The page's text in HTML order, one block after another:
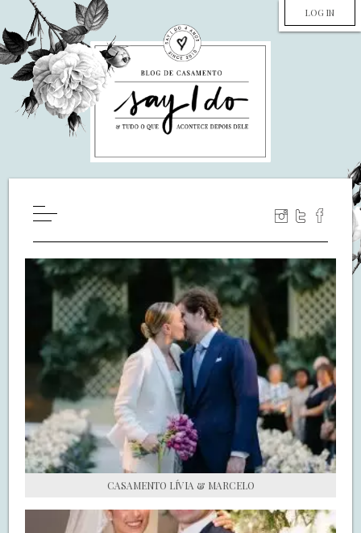
LOG IN
WILL YOU MARRY ME?
LUA DE MEL
COZINHA
DECORAÇÃO
DE NOIVA PRA NOIVA
S.O.S CASADAS
FALE COM O SAY I DO
CASAMENTO LÍVIA & MARCELO